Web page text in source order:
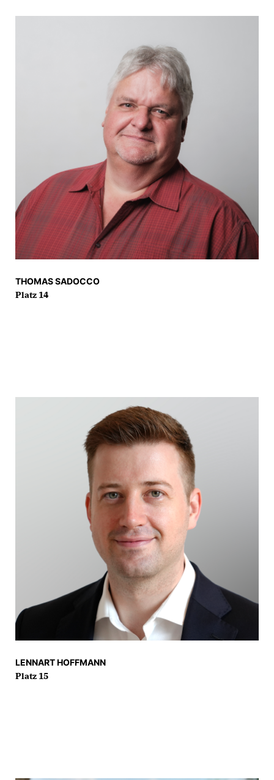
THOMAS SADOCCO
Platz 14
LENNART HOFFMANN
Platz 15